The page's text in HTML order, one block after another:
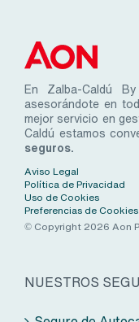
En Zalba-Caldú
asesorándote en
mejor servicio en
Caldú estamos
seguros.
Aviso Legal
Política de Privacidad
Uso de Cookies
Preferencias de Cookies